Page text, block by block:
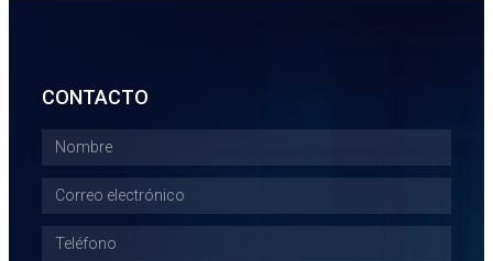
CONTACTO